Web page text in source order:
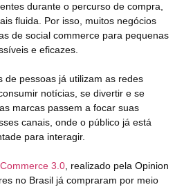
durante o percurso de compra,
fluida. Por isso, muitos negócios
de social commerce para pequenas
e eficazes.
de pessoas já utilizam as redes
notícias, se divertir e se
marcas passem a focar suas
canais, onde o público já está
para interagir.
3.0, realizado pela Opinion
no Brasil já compraram por meio